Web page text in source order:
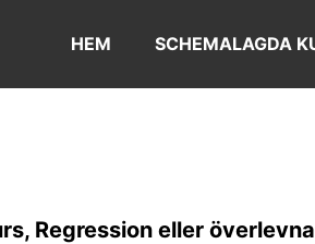
HEM SCHEMALAGDA
Regression eller